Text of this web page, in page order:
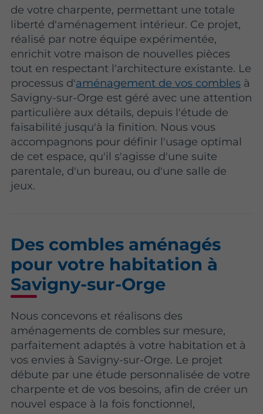
de votre charpente, permettant une totale
liberté d'aménagement intérieur. Ce projet,
réalisé par notre équipe expérimentée,
enrichit votre maison de nouvelles pièces
tout en respectant l'architecture existante. Le
processus d'aménagement de vos combles à
Savigny-sur-Orge est géré avec une attention
particulière aux détails, depuis l'étude de
faisabilité jusqu'à la finition. Nous vous
accompagnons pour définir l'usage optimal
de cet espace, qu'il s'agisse d'une suite
parentale, d'un bureau, ou d'une salle de
jeux.
Des combles aménagés
pour votre habitation à
Savigny-sur-Orge
Nous concevons et réalisons des
aménagements de combles sur mesure,
parfaitement adaptés à votre habitation et à
vos envies à Savigny-sur-Orge. Le projet
débute par une étude personnalisée de votre
charpente et de vos besoins, afin de créer un
nouvel espace à la fois fonctionnel,